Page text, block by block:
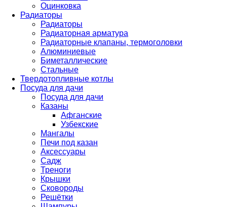
Оцинковка
Радиаторы
Радиаторы
Радиаторная арматура
Радиаторные клапаны, термоголовки
Алюминиевые
Биметаллические
Стальные
Твердотопливные котлы
Посуда для дачи
Посуда для дачи
Казаны
Афганские
Узбекские
Мангалы
Печи под казан
Аксессуары
Садж
Треноги
Крышки
Сковороды
Решётки